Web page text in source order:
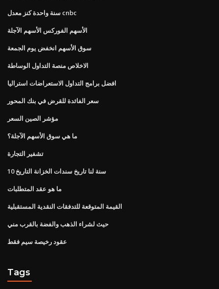
سنة واحدة كنز معدل cnbc
الأسهم الفوركس الأسهم الآجلة
سوق الأسهم انخفض يوم الجمعة
الاخلاص منصة التداول الوساطة
افضل برامج التداول الاستعراضات استراليا
سعر الفائدة للقرض في بنك المحور
مؤشر الصين السعر
ما هي سوق الأسهم الآجلة؟
تشفير التجارة
10 سنة لنا تاريخ سندات الخزانة التاريخ
ما هو عقد المتطلبات
القيمة المتوقعة للتدفقات النقدية المستقبلية
حيث لشراء الذهب والفضة بالقرب مني
عقود رخيصة سيم فقط
Tags